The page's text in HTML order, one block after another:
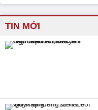
TIN MỚI